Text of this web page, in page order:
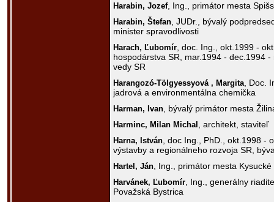
Harabin, Jozef, Ing., primátor mesta
Harabin, Štefan , JUDr., bývalý
minister spravodlivosti
Harach, Ľubomír , doc. Ing., okt.1999 -
hospodárstva SR, mar.1994 - dec.1994
vedy SR
Harangozó-Tölgyessyová , Margita , Doc.
jadrová a environmentálna chemička
Harman, Ivan , bývalý primátor mesta
Harminc, Milan Michal , architekt, staviteľ
Harna, István , doc Ing., PhD., okt.1998 -
výstavby a regionálneho rozvoja SR,
Hartel, Ján , Ing., primátor mesta
Harvánek, Ľubomír , Ing., generálny
Považská Bystrica